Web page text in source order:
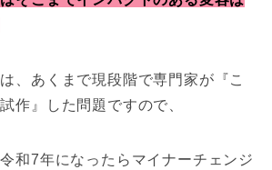
、あくまで現段階で専門家が『こ
作』した問題ですので、
和7年になったらマイナーチェンジ